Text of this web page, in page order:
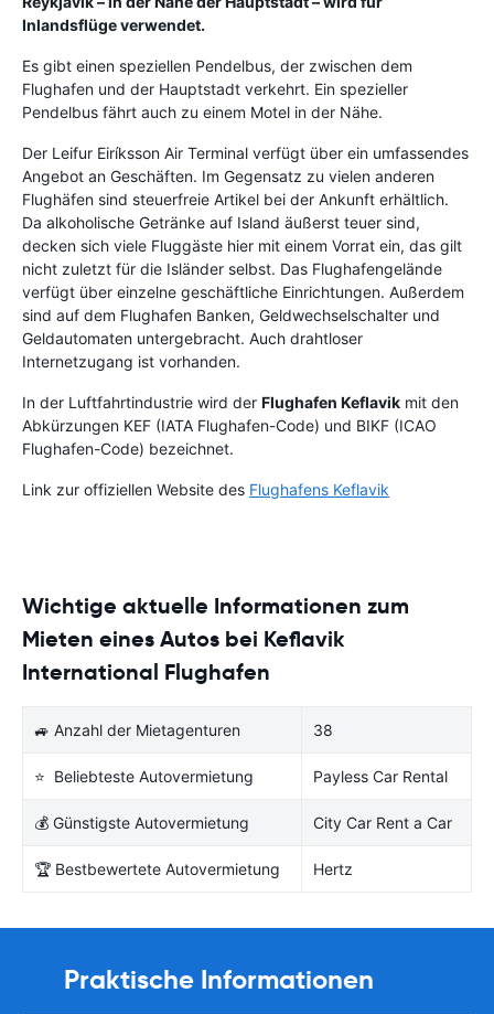
Inlandsflüge verwendet.
Es gibt einen speziellen Pendelbus, der zwischen dem
Flughafen und der Hauptstadt verkehrt. Ein spezieller
Pendelbus fährt auch zu einem Motel in der Nähe.
Der Leifur Eiríksson Air Terminal verfügt über ein umfassendes
Angebot an Geschäften. Im Gegensatz zu vielen anderen
Flughäfen sind steuerfreie Artikel bei der Ankunft erhältlich.
Da alkoholische Getränke auf Island äußerst teuer sind,
decken sich viele Fluggäste hier mit einem Vorrat ein, das gilt
nicht zuletzt für die Isländer selbst. Das Flughafengelände
verfügt über einzelne geschäftliche Einrichtungen. Außerdem
sind auf dem Flughafen Banken, Geldwechselschalter und
Geldautomaten untergebracht. Auch drahtloser
Internetzugang ist vorhanden.
In der Luftfahrtindustrie wird der Flughafen Keflavik mit den
Abkürzungen KEF (IATA Flughafen-Code) und BIKF (ICAO
Flughafen-Code) bezeichnet.
Link zur offiziellen Website des Flughafens Keflavik
Wichtige aktuelle Informationen zum
Mieten eines Autos bei Keflavik
International Flughafen
🚙 Anzahl der Mietagenturen 38
⭐ Beliebteste Autovermietung Payless Car Rental
💰 Günstigste Autovermietung City Car Rent a Car
🏆 Bestbewertete Autovermietung Hertz
Praktische Informationen